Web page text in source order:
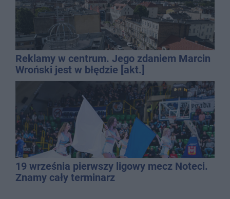
Reklamy w centrum. Jego zdaniem Marcin
Wroński jest w błędzie [akt.]
19 września pierwszy ligowy mecz Noteci.
Znamy cały terminarz